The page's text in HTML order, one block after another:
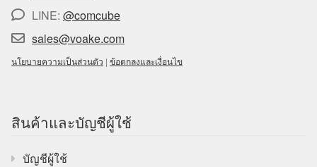
LINE: @comcube
sales@voake.com
นโยบายความเป็นส่วนตัว | ข้อตกลงและเงื่อนไข
สินค้าและบัญชีผู้ใช้
บัญชีผู้ใช้